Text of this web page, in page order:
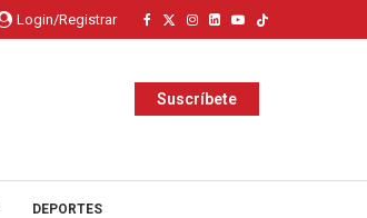
Login/Registrar
Suscríbete
DEPORTES